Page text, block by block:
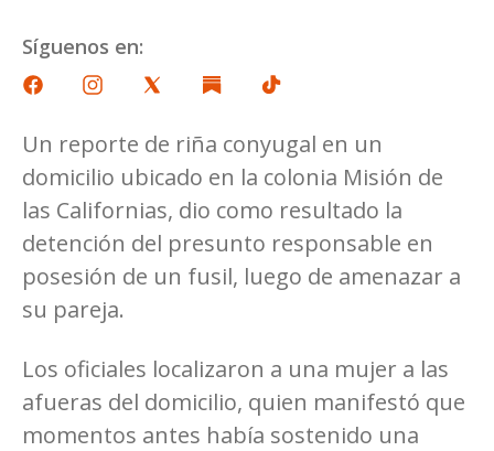
Síguenos en:
Un reporte de riña conyugal en un
domicilio ubicado en la colonia Misión de
las Californias, dio como resultado la
detención del presunto responsable en
posesión de un fusil, luego de amenazar a
su pareja.
Los oficiales localizaron a una mujer a las
afueras del domicilio, quien manifestó que
momentos antes había sostenido una